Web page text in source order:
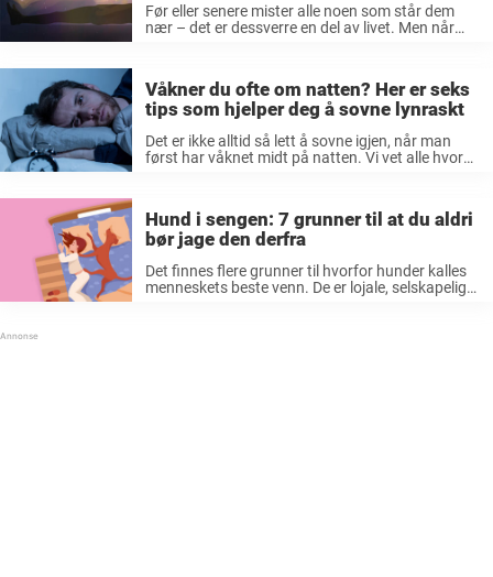
Før eller senere mister alle noen som står dem
nær – det er dessverre en del av livet. Men når
Våkner du ofte om natten? Her er seks
tips som hjelper deg å sovne lynraskt
Det er ikke alltid så lett å sovne igjen, når man
først har våknet midt på natten. Vi vet alle hvor
Hund i sengen: 7 grunner til at du aldri
bør jage den derfra
Det finnes flere grunner til hvorfor hunder kalles
menneskets beste venn. De er lojale, selskapelige,